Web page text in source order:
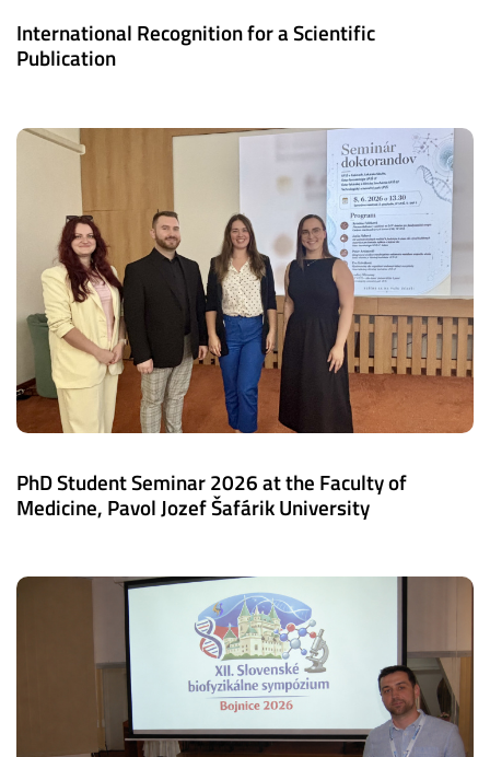
International Recognition for a Scientific
Publication
PhD Student Seminar 2026 at the Faculty of
Medicine, Pavol Jozef Šafárik University